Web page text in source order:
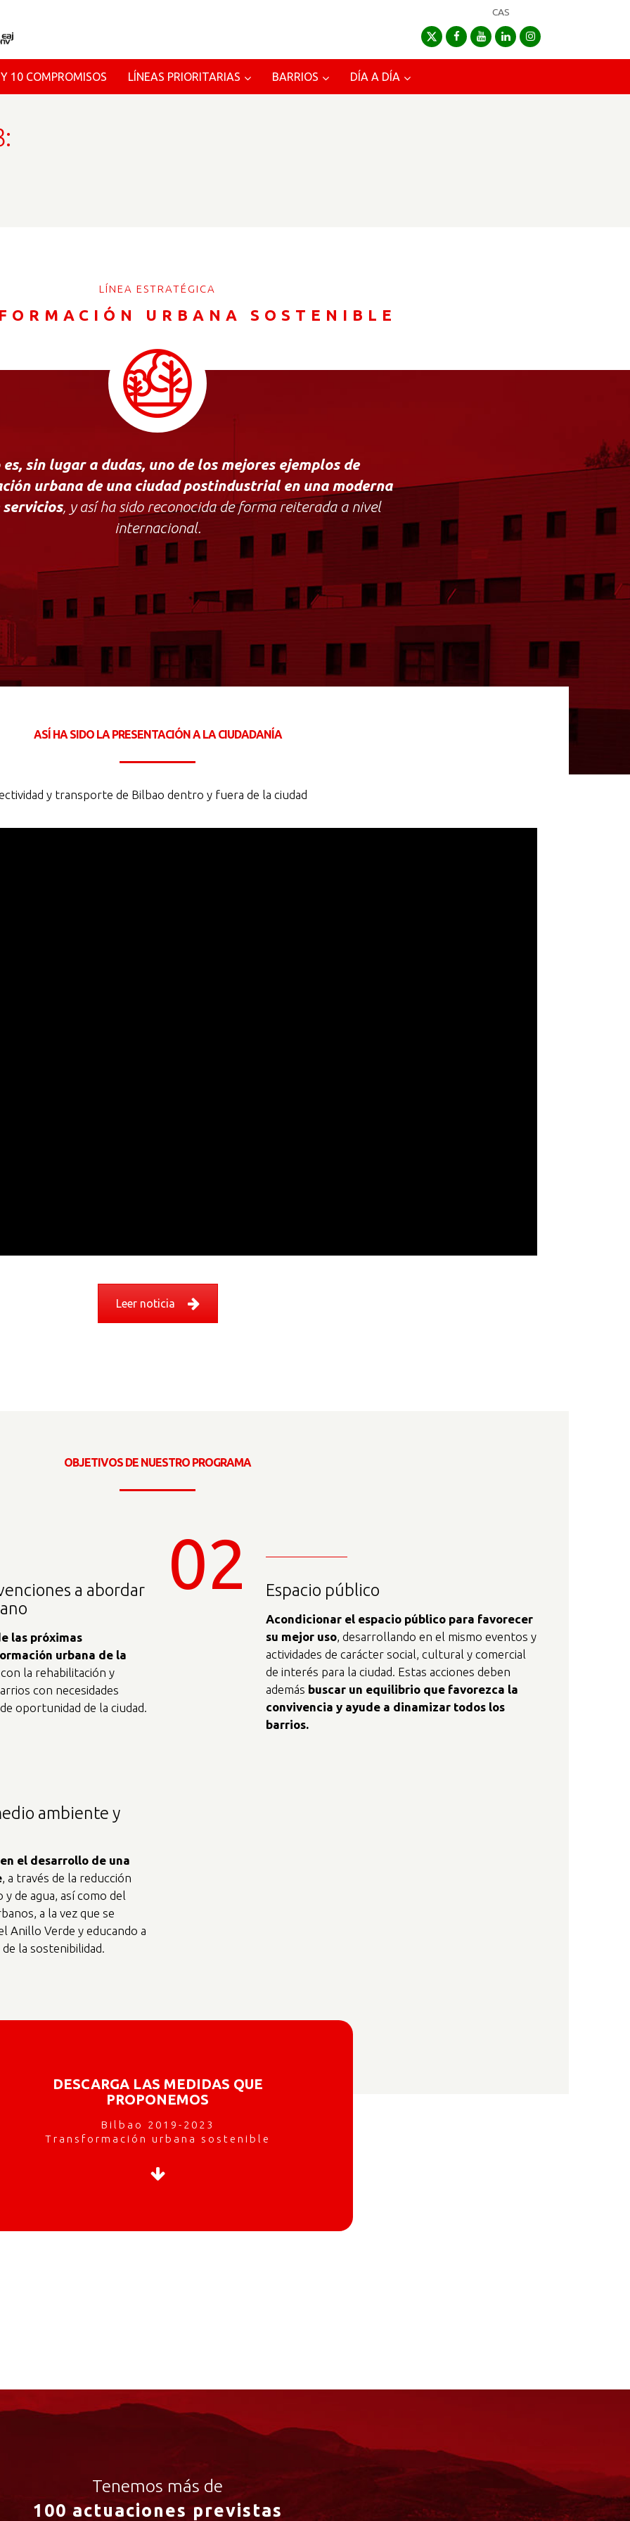
CAS
10 COMPROMISOS LÍNEAS PRIORITARIAS BARRIOS DÍA A DÍA
LÍNEA ESTRATÉGICA
URBANA SOSTENIBLE
sin lugar a dudas, uno de los mejores ejemplos de
urbana de una ciudad postindustrial en una moderna
servicios, y así ha sido reconocida de forma reiterada a nivel
internacional.
ASÍ HA SIDO LA PRESENTACIÓN A LA CIUDADANÍA
y transporte de Bilbao dentro y fuera de la ciudad
Leer noticia
OBJETIVOS DE NUESTRO PROGRAMA
a abordar
las próximas
urbana de la
la rehabilitación y
con necesidades
oportunidad de la ciudad.
02 Espacio público
Acondicionar el espacio público para favorecer
su mejor uso, desarrollando en el mismo eventos y
actividades de carácter social, cultural y comercial
de interés para la ciudad. Estas acciones deben
además buscar un equilibrio que favorezca la
convivencia y ayude a dinamizar todos los
barrios.
ambiente y
el desarrollo de una
, a través de la reducción
de agua, así como del
a la vez que se
Anillo Verde y educando a
la sostenibilidad.
DESCARGA LAS MEDIDAS QUE
PROPONEMOS
Bilbao 2019-2023
Transformación urbana sostenible
Tenemos más de
100 actuaciones previstas